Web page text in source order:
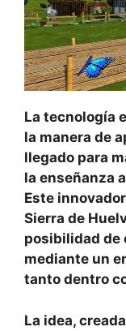
La tecnología
la manera de
llegado para
la enseñanza
Este
Sierra de
posibilidad de
mediante un
tanto dentro
La idea,